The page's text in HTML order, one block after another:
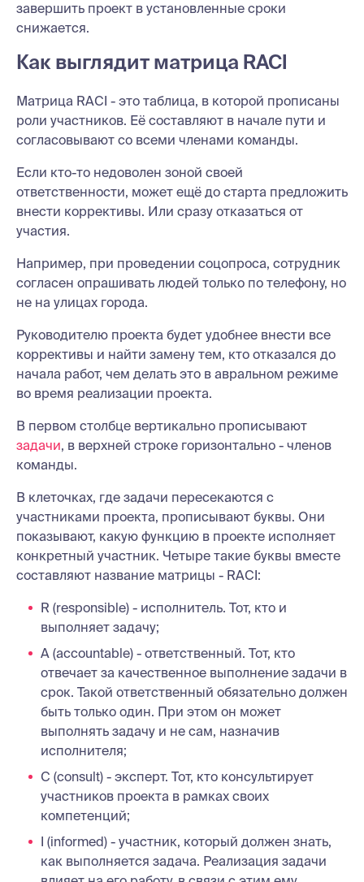
завершить проект в установленные сроки
снижается.
Как выглядит матрица RACI
Матрица RACI - это таблица, в которой прописаны
роли участников. Её составляют в начале пути и
согласовывают со всеми членами команды.
Если кто-то недоволен зоной своей
ответственности, может ещё до старта предложить
внести коррективы. Или сразу отказаться от
участия.
Например, при проведении соцопроса, сотрудник
согласен опрашивать людей только по телефону, но
не на улицах города.
Руководителю проекта будет удобнее внести все
коррективы и найти замену тем, кто отказался до
начала работ, чем делать это в авральном режиме
во время реализации проекта.
В первом столбце вертикально прописывают
задачи, в верхней строке горизонтально - членов
команды.
В клеточках, где задачи пересекаются с
участниками проекта, прописывают буквы. Они
показывают, какую функцию в проекте исполняет
конкретный участник. Четыре такие буквы вместе
составляют название матрицы - RACI:
R (responsible) - исполнитель. Тот, кто и
выполняет задачу;
A (accountable) - ответственный. Тот, кто
отвечает за качественное выполнение задачи в
срок. Такой ответственный обязательно должен
быть только один. При этом он может
выполнять задачу и не сам, назначив
исполнителя;
C (consult) - эксперт. Тот, кто консультирует
участников проекта в рамках своих
компетенций;
I (informed) - участник, который должен знать,
как выполняется задача. Реализация задачи